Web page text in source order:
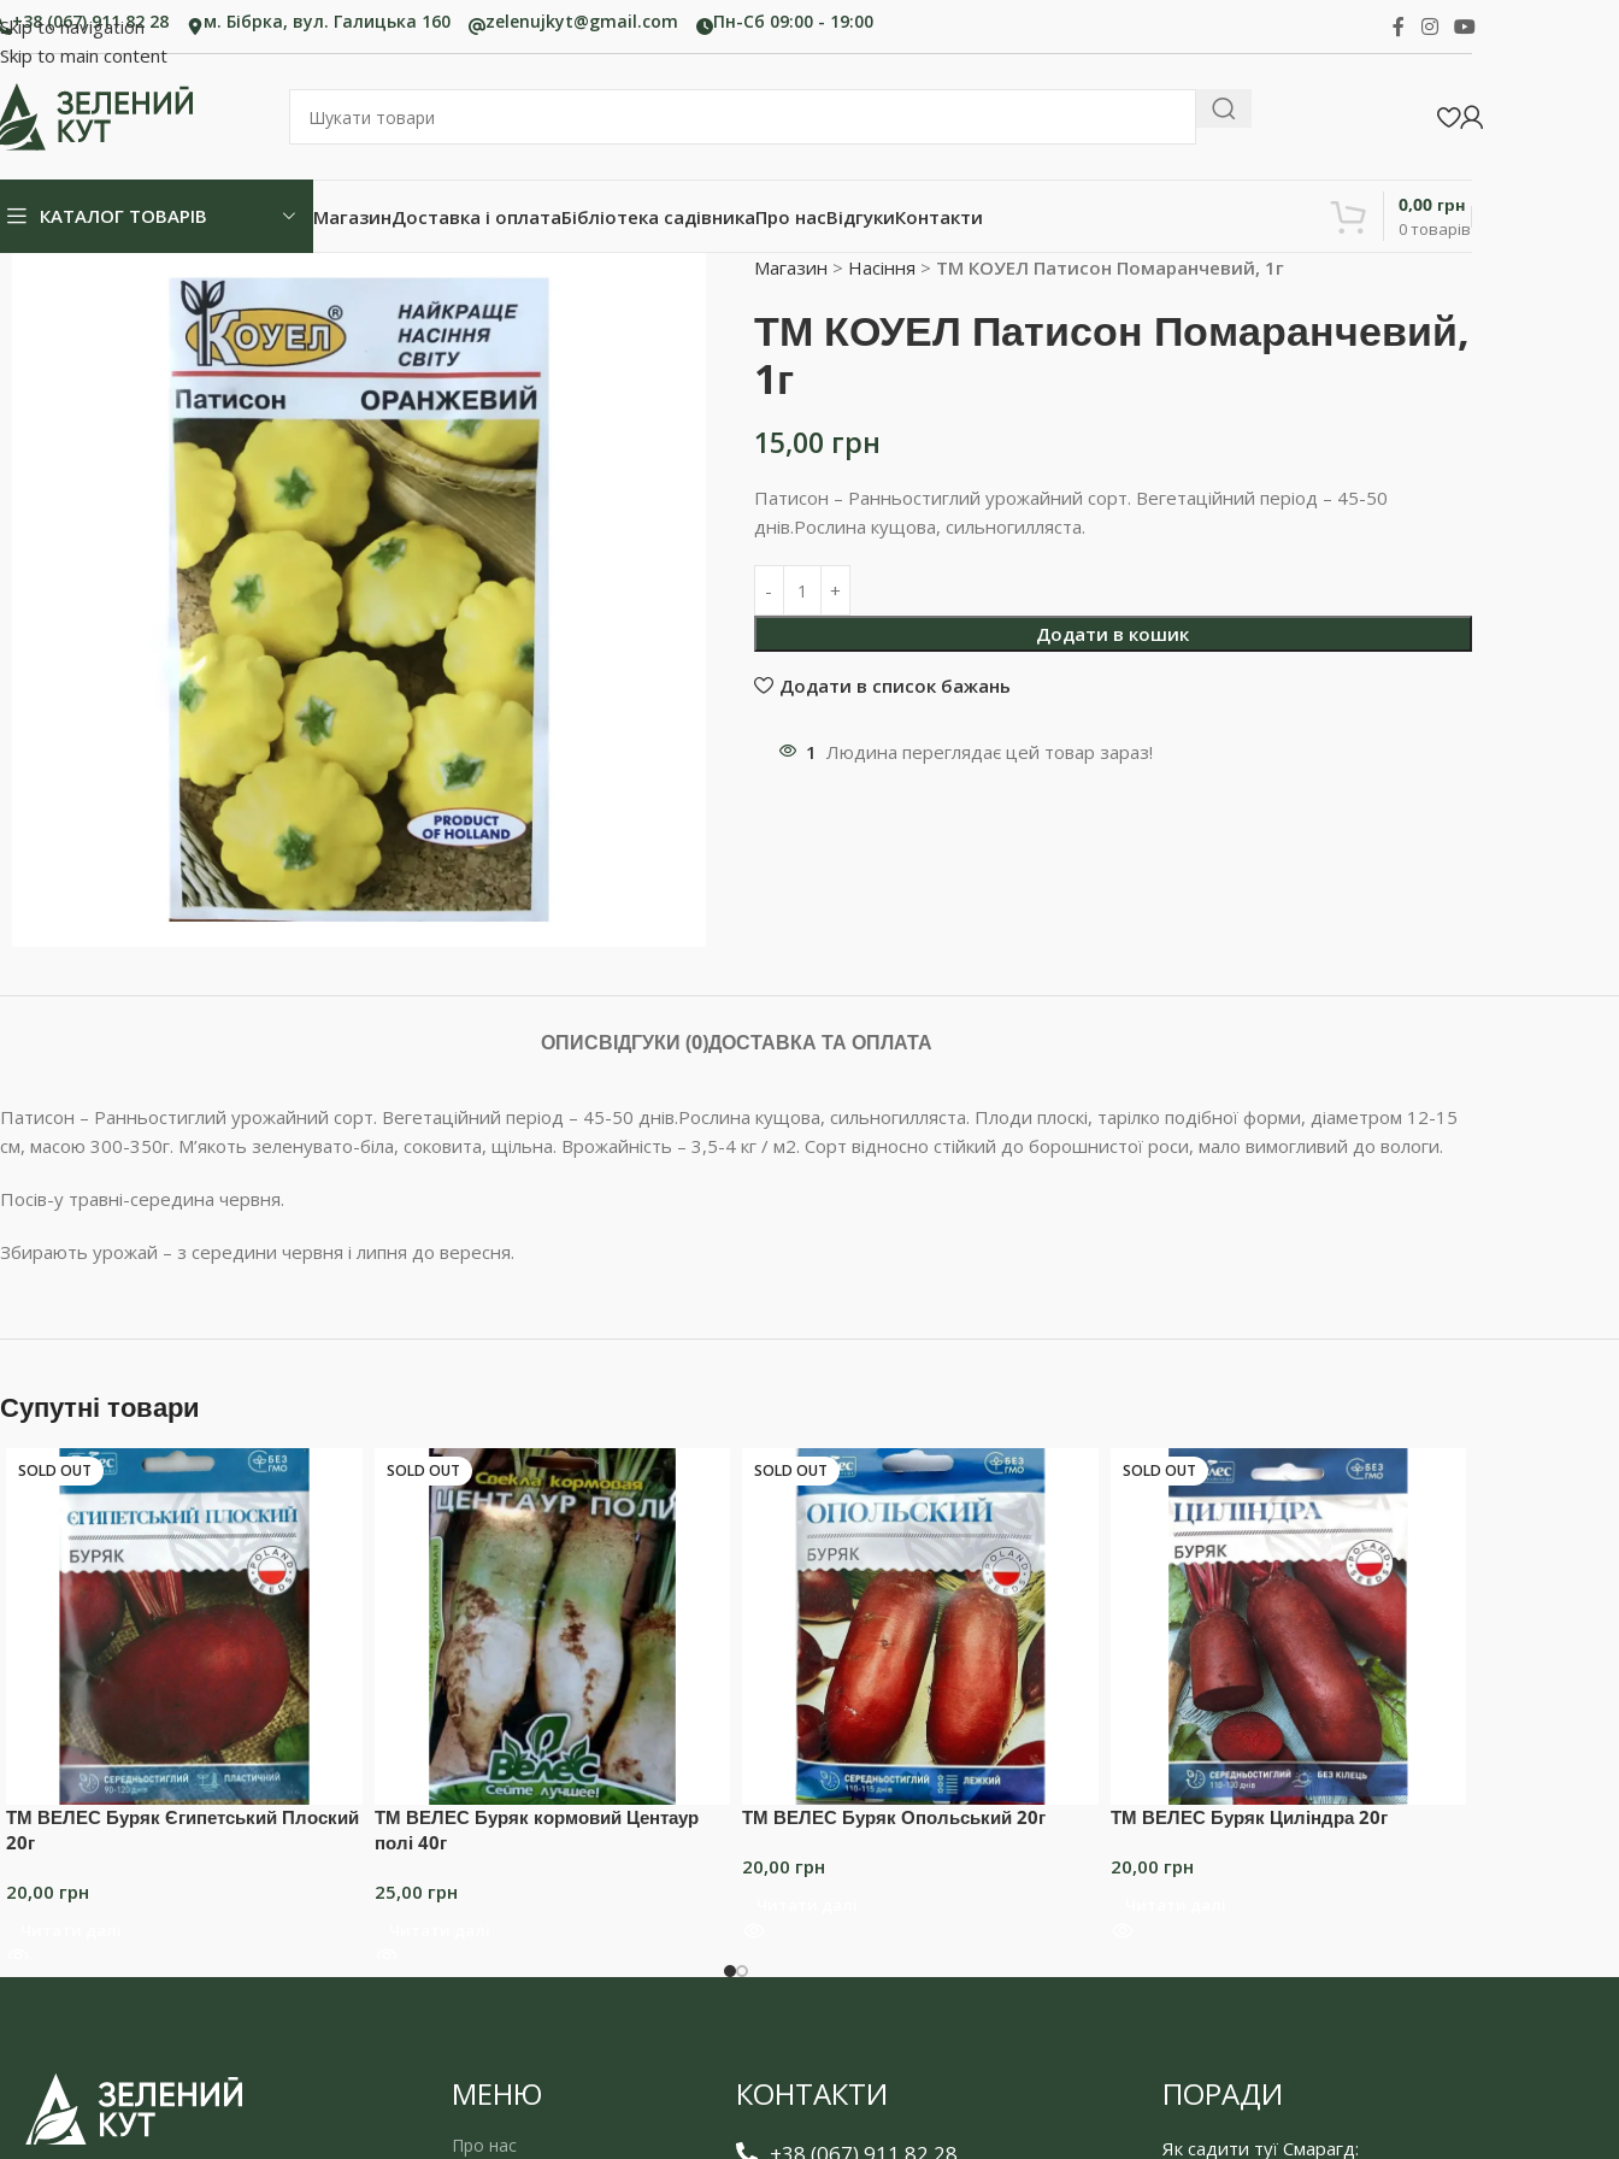
Skip to navigation
Skip to main content
+38 (067) 911 82 28 м. Бібрка, вул. Галицька 160 zelenujkyt@gmail.com Пн-Сб 09:00 - 19:00
КАТАЛОГ ТОВАРІВ МагазинДоставка і оплатаБібліотека садівникаПро насВідгукиКонтакти
0товарів
0,00 грн
Магазин > Насіння > ТМ КОУЕЛ Патисон Помаранчевий, 1г
ТМ КОУЕЛ Патисон Помаранчевий,
1г
15,00 грн
Патисон – Ранньостиглий урожайний сорт. Вегетаційний період – 45-50
днів.Рослина кущова, сильногилляста.
Додати в кошик
Додати в список бажань
1 Людина переглядає цей товар зараз!
ОПИСВІДГУКИ (0)ДОСТАВКА ТА ОПЛАТА
Патисон – Ранньостиглий урожайний сорт. Вегетаційний період – 45-50 днів.Рослина кущова, сильногилляста. Плоди плоскі, тарілко подібної форми, діаметром 12-15
см, масою 300-350г. М’якоть зеленувато-біла, соковита, щільна. Врожайність – 3,5-4 кг / м2. Сорт відносно стійкий до борошнистої роси, мало вимогливий до вологи.
Посів-у травні-середина червня.
Збирають урожай – з середини червня і липня до вересня.
Супутні товари
SOLD OUT
ТМ ВЕЛЕС Буряк Єгипетський Плоский
20г
20,00 грн
SOLD OUT
ТМ ВЕЛЕС Буряк кормовий Центаур
полі 40г
25,00 грн
SOLD OUT
ТМ ВЕЛЕС Буряк Опольський 20г
20,00 грн
SOLD OUT
ТМ ВЕЛЕС Буряк Циліндра 20г
20,00 грн
МЕНЮ
Про нас
КОНТАКТИ
+38 (067) 911 82 28
ПОРАДИ
Як садити туї Смарагд: